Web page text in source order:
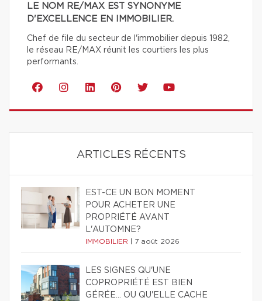
LE NOM RE/MAX EST SYNONYME
D'EXCELLENCE EN IMMOBILIER.
Chef de file du secteur de l'immobilier depuis 1982,
le réseau RE/MAX réunit les courtiers les plus
performants.
ARTICLES RÉCENTS
EST-CE UN BON MOMENT
POUR ACHETER UNE
PROPRIÉTÉ AVANT
L'AUTOMNE?
IMMOBILIER 7 août 2026
LES SIGNES QU'UNE
COPROPRIÉTÉ EST BIEN
GÉRÉE… OU QU'ELLE CACHE